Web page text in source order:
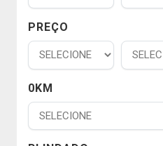
PREÇO
0KM